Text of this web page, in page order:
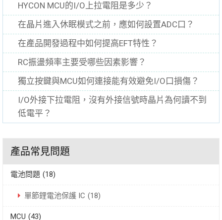
HYCON MCU的I/O上拉電阻是多少？
在晶片進入休眠模式之前，應如何設置ADC口？
在產品開發過程中如何提高EFT特性？
RC振盪頻率主要受哪些因素影響？
獨立按鍵與MCU如何連接能有效避免I/O口損傷？
I/O外接下拉電阻，沒有外接信號時晶片為何讀不到
低電平？
產品常見問題
電池問題 (18)
單節鋰電池保護 IC (18)
MCU (43)